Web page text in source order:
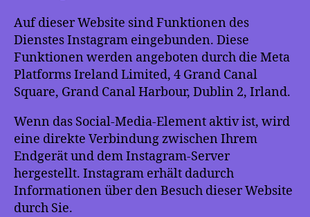
Auf dieser Website sind Funktionen des
Dienstes Instagram eingebunden. Diese
Funktionen werden angeboten durch die Meta
Platforms Ireland Limited, 4 Grand Canal
Square, Grand Canal Harbour, Dublin 2, Irland.
Wenn das Social-Media-Element aktiv ist, wird
eine direkte Verbindung zwischen Ihrem
Endgerät und dem Instagram-Server
hergestellt. Instagram erhält dadurch
Informationen über den Besuch dieser Website
durch Sie.